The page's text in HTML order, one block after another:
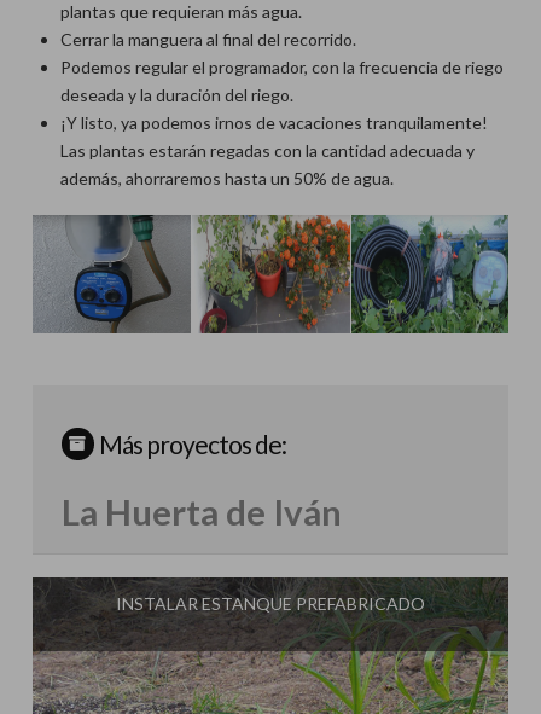
plantas que requieran más agua.
Cerrar la manguera al final del recorrido.
Podemos regular el programador, con la frecuencia de riego
deseada y la duración del riego.
¡Y listo, ya podemos irnos de vacaciones tranquilamente!
Las plantas estarán regadas con la cantidad adecuada y
además, ahorraremos hasta un 50% de agua.
Más proyectos de:
La Huerta de Iván
INSTALAR ESTANQUE PREFABRICADO